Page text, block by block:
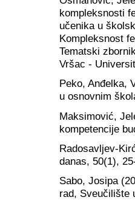
kompleksnosti
učenika u
Kompleksnost
Tematski
Vršac -
Peko, Anđelka,
u osnovnim
Maksimović,
kompetencije
Radosavljev-
danas, 50(1),
Sabo, Josipa
rad, Sveučilište